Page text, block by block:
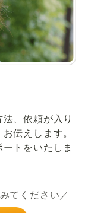
、依頼が入り
伝えします。
トをいたしま
てください／